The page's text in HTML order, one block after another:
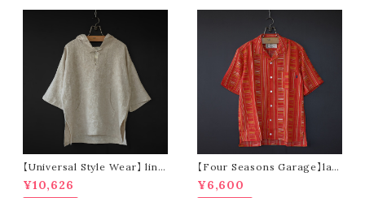
【Universal Style Wear】 line
n mexican parka (off white)
¥10,626
【Four Seasons Garage】lad
der stripe open collar s/s s
hirt (orange)
¥6,600